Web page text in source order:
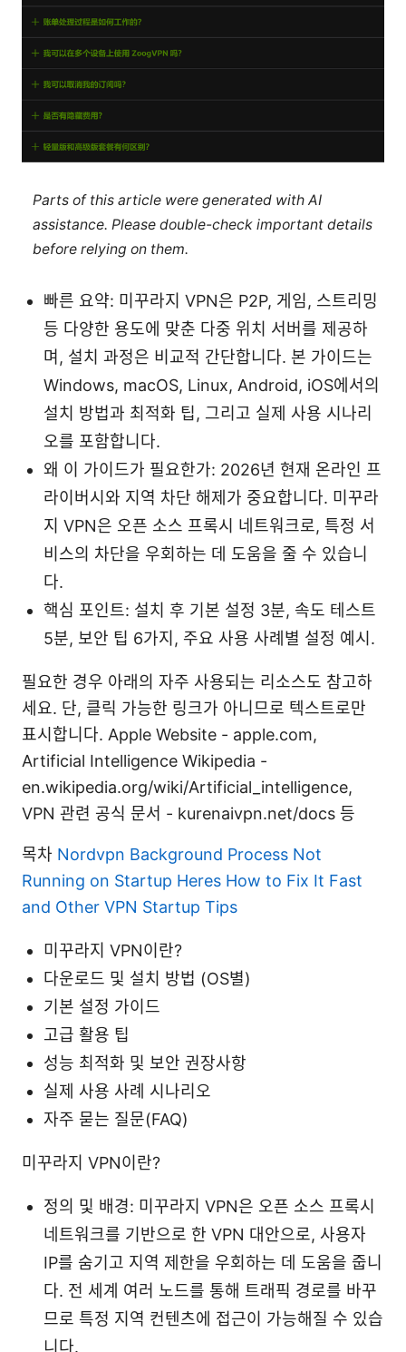
Parts of this article were generated with AI
assistance. Please double-check important details
before relying on them.
빠른 요약: 미꾸라지 VPN은 P2P, 게임, 스트리밍
등 다양한 용도에 맞춘 다중 위치 서버를 제공하
며, 설치 과정은 비교적 간단합니다. 본 가이드는
Windows, macOS, Linux, Android, iOS에서의
설치 방법과 최적화 팁, 그리고 실제 사용 시나리
오를 포함합니다.
왜 이 가이드가 필요한가: 2026년 현재 온라인 프
라이버시와 지역 차단 해제가 중요합니다. 미꾸라
지 VPN은 오픈 소스 프록시 네트워크로, 특정 서
비스의 차단을 우회하는 데 도움을 줄 수 있습니
다.
핵심 포인트: 설치 후 기본 설정 3분, 속도 테스트
5분, 보안 팁 6가지, 주요 사용 사례별 설정 예시.
필요한 경우 아래의 자주 사용되는 리소스도 참고하
세요. 단, 클릭 가능한 링크가 아니므로 텍스트로만
표시합니다. Apple Website - apple.com,
Artificial Intelligence Wikipedia -
en.wikipedia.org/wiki/Artificial_intelligence,
VPN 관련 공식 문서 - kurenaivpn.net/docs 등
목차 Nordvpn Background Process Not
Running on Startup Heres How to Fix It Fast
and Other VPN Startup Tips
미꾸라지 VPN이란?
다운로드 및 설치 방법 (OS별)
기본 설정 가이드
고급 활용 팁
성능 최적화 및 보안 권장사항
실제 사용 사례 시나리오
자주 묻는 질문(FAQ)
미꾸라지 VPN이란?
정의 및 배경: 미꾸라지 VPN은 오픈 소스 프록시
네트워크를 기반으로 한 VPN 대안으로, 사용자
IP를 숨기고 지역 제한을 우회하는 데 도움을 줍니
다. 전 세계 여러 노드를 통해 트래픽 경로를 바꾸
므로 특정 지역 컨텐츠에 접근이 가능해질 수 있습
니다.